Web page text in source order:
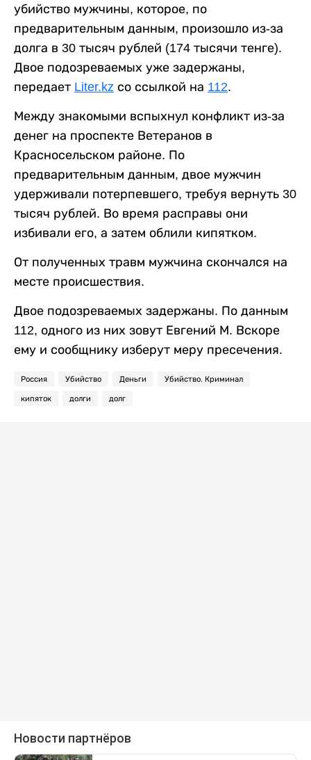
убийство мужчины, которое, по
предварительным данным, произошло из-за
долга в 30 тысяч рублей (174 тысячи тенге).
Двое подозреваемых уже задержаны,
передает Liter.kz со ссылкой на 112.
Между знакомыми вспыхнул конфликт из-за
денег на проспекте Ветеранов в
Красносельском районе. По
предварительным данным, двое мужчин
удерживали потерпевшего, требуя вернуть 30
тысяч рублей. Во время расправы они
избивали его, а затем облили кипятком.
От полученных травм мужчина скончался на
месте происшествия.
Двое подозреваемых задержаны. По данным
112, одного из них зовут Евгений М. Вскоре
ему и сообщнику изберут меру пресечения.
Россия Убийство Деньги Убийство. Криминал
кипяток долги долг